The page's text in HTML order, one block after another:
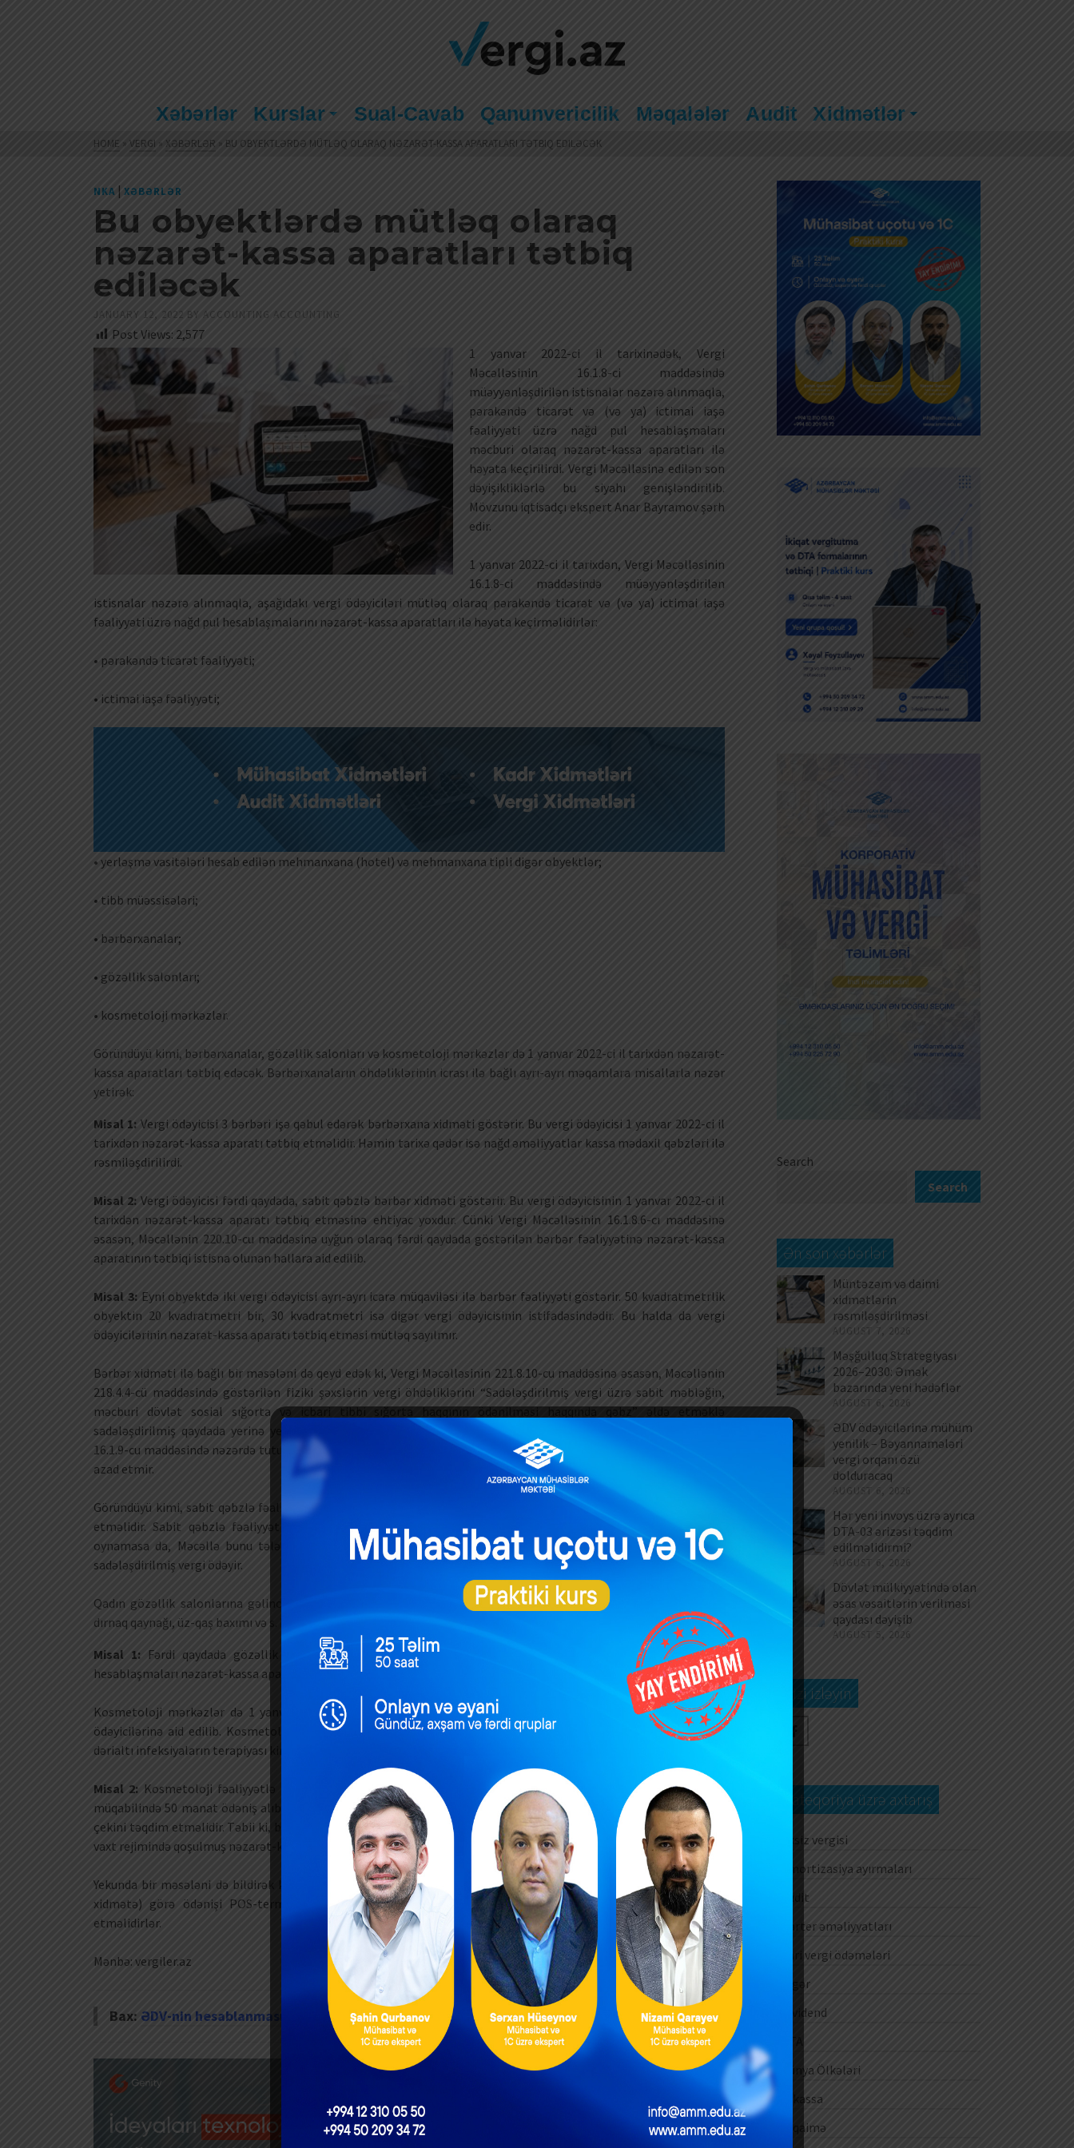
Xəbərlər Kurslar Sual-Cavab Qanunvericilik Məqalələr Audit Xidmətlər
HOME » VERGI » XƏBƏRLƏR » BU OBYEKTLƏRDƏ MÜTLƏQ OLARAQ NƏZARƏT-KASSA APARATLARI TƏTBIQ EDILƏCƏK
NKA | XƏBƏRLƏR
Bu obyektlərdə mütləq olaraq
nəzarət-kassa aparatları tətbiq
ediləcək
JANUARY 12, 2022 BY ACCOUNTING ACCOUNTING
Post Views: 2,577
1 yanvar 2022-ci il tarixinədək, Vergi
Məcəlləsinin 16.1.8-ci maddəsində
müəyyənləşdirilən istisnalar nəzərə alınmaqla,
pərakəndə ticarət və (və ya) ictimai iaşə
fəaliyyəti üzrə nağd pul hesablaşmaları
məcburi olaraq nəzarət-kassa aparatları ilə
həyata keçirilirdi. Vergi Məcəlləsinə edilən son
dəyişikliklərlə bu siyahı genişləndirilib.
Mövzunu iqtisadçı ekspert Anar Bayramov şərh
edir.
1 yanvar 2022-ci il tarixdən, Vergi Məcəlləsinin
16.1.8-ci maddəsində müəyyənləşdirilən
istisnalar nəzərə alınmaqla, aşağıdakı vergi ödəyiciləri mütləq olaraq pərakəndə ticarət və (və ya) ictimai iaşə
fəaliyyəti üzrə nağd pul hesablaşmalarını nəzarət-kassa aparatları ilə həyata keçirməlidirlər:
• pərakəndə ticarət fəaliyyəti;
• ictimai iaşə fəaliyyəti;
• yerləşmə vasitələri hesab edilən mehmanxana (hotel) və mehmanxana tipli digər obyektlər;
• tibb müəssisələri;
• bərbərxanalar;
• gözəllik salonları;
• kosmetoloji mərkəzlər.
Göründüyü kimi, bərbərxanalar, gözəllik salonları və kosmetoloji mərkəzlər də 1 yanvar 2022-ci il tarixdən nəzarət-
kassa aparatları tətbiq edəcək. Bərbərxanaların öhdəliklərinin icrası ilə bağlı ayrı-ayrı məqamlara misallarla nəzər
yetirək:
Misal 1: Vergi ödəyicisi 3 bərbəri işə qəbul edərək bərbərxana xidməti göstərir. Bu vergi ödəyicisi 1 yanvar 2022-ci il
tarixdən nəzarət-kassa aparatı tətbiq etməlidir. Həmin tarixə qədər isə nağd əməliyyatlar kassa mədaxil qəbzləri ilə
rəsmiləşdirilirdi.
Misal 2: Vergi ödəyicisi fərdi qaydada, sabit qəbzlə bərbər xidməti göstərir. Bu vergi ödəyicisinin 1 yanvar 2022-ci il
tarixdən nəzarət-kassa aparatı tətbiq etməsinə ehtiyac yoxdur. Cünki Vergi Məcəlləsinin 16.1.8.6-cı maddəsinə
əsasən, Məcəllənin 220.10-cu maddəsinə uyğun olaraq fərdi qaydada göstərilən bərbər fəaliyyətinə nəzarət-kassa
aparatının tətbiqi istisna olunan hallara aid edilib.
Misal 3:Eyni obyektdə iki vergi ödəyicisi ayrı-ayrı icarə müqaviləsi ilə bərbər fəaliyyəti göstərir. 50 kvadratmetrlik
obyektin 20 kvadratmetri bir, 30 kvadratmetri isə digər vergi ödəyicisinin istifadəsindədir. Bu halda da vergi
ödəyicilərinin nəzarət-kassa aparatı tətbiq etməsi mütləq sayılmır.
Bərbər xidməti ilə bağlı bir məsələni də qeyd edək ki, Vergi Məcəlləsinin 221.8.10-cu maddəsinə əsasən, Məcəllənin
218.4.4-cü maddəsində göstərilən fiziki şəxslərin vergi öhdəliklərini “Sadələşdirilmiş vergi üzrə sabit məbləğin,
məcburi dövlət sosial sığorta və icbari tibbi sığorta haqqının ödənilməsi haqqında qəbz” əldə etməklə
sadələşdirilmiş qaydada yerinə yetirməsi həmin şəxsləri nağd pul hesablaşmaları zamanı alıcıya bu Məcəllənin
16.1.9-cu maddəsində nəzərdə tutulmuş müvafiq qəbz və digər ciddi hesabat blanklarını təqdim etmək öhdəliyindən
azad etmir.
Göründüyü kimi, sabit qəbzlə fəaliyyət göstərən vergi ödəyicisi nağd hesablaşmalar zamanı müvafiq qəbzi təqdim
etməlidir. Sabit qəbzlə fəaliyyət göstərən şəxsin dövriyyəsi onun vergi öhdəliyinin müəyyən edilməsində rol
oynamasa da, Məcəllə bunu tələb edir. Sabit qəbzlə fəaliyyət göstərən vergi ödəyicisi hər ay sabit məbləğdə
sadələşdirilmiş vergi ödəyir.
Qadın gözəllik salonlarına gəlincə, bu obyektlərdə vergi ödəyiciləri bərbər xidməti ilə yanaşı, manikür, pedikür,
dırnaq qaynağı, üz-qaş baxımı və s. kimi digər fəaliyyətlər də həyata keçirirlər.
Misal 1: Fərdi qaydada gözəllik salonu kimi fəaliyyət göstərən vergi ödəyicisi 1 yanvar 2022-ci ildən nağd
hesablaşmaları nəzarət-kassa aparatı ilə aparmağa borcludur.
Kosmetoloji mərkəzlər də 1 yanvar 2022-ci il tarixdən nəzarət-kassa aparatı tətbiq etmək vəzifəsi olan vergi
ödəyicilərinə aid edilib. Kosmetoloji mərkəzlərdə, adətən, dəriyə kosmetoloji maddələrlə qulluq göstərilməsi və
dərialtı infeksiyaların terapiyası kimi xidmətlər göstərilir.
Misal 2: Kosmetoloji fəaliyyətlə məşğul olan vergi ödəyicisi vətəndaşın dərisinə kosmetoloji maddələrlə qulluq
müqabilində 50 manat ödəniş alıb. Vergi ödəyicisi müştəriyə nağd hesablaşmalar zamanı nəzarət-kassa aparatının
çekini təqdim etməlidir. Təbii ki, bu xidmətin rəsmiləşdirilməsi vergi orqanının elektron informasiya sisteminə real
vaxt rejimində qoşulmuş nəzarət-kassa aparatı vasitəsilə həyata keçiriləcək.
Yekunda bir məsələni də bildirək ki, nəzarət-kassa aparatı tətbiq edən vergi ödəyiciləri təqdim etdikləri mala (iş,
xidmətə) görə ödənişi POS-terminalla aldığı halda da qarşı tərəfə nəzarət-kassa aparatının çekini təqdim
etməlidirlər.
Mənbə: vergiler.az
Bax: ƏDV-nin hesablanmasında yaranan problemlər və həlli yolları
Search
Search
Ən son xəbərlər
Müntəzəm və daimi
xidmətlərin
rəsmiləşdirilməsi
AUGUST 7, 2026
Məşğulluq Strategiyası
2026–2030: Əmək
bazarında yeni hədəflər
AUGUST 6, 2026
ƏDV ödəyicilərinə mühüm
yenilik – Bəyannamələri
vergi orqanı özü
dolduracaq
AUGUST 6, 2026
Hər yeni invoys üzrə ayrıca
DTA-03 ərizəsi təqdim
edilməlidirmi?
AUGUST 6, 2026
Dövlət mülkiyyətində olan
əsas vəsaitlərin verilməsi
qaydası dəyişib
AUGUST 5, 2026
Bizi izləyin
Kateqoriya üzrə axtarış
Aksiz vergisi
Amortizasiya ayırmaları
Audit
Barter əməliyyatları
Cari vergi ödəmələri
Digər
Dividend
Dünya Ölkələri
E-kassa
E-qaimə